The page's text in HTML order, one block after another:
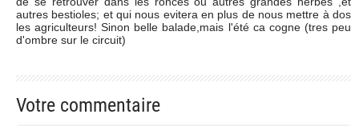
autres bestioles; et qui nous evitera en plus de nous mettre à dos
les agriculteurs! Sinon belle balade,mais l'été ca cogne (tres peu
d'ombre sur le circuit)
Votre commentaire